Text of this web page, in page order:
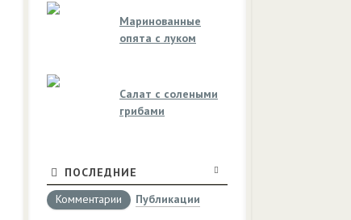
Маринованные
опята с луком
Салат с солеными
грибами
ПОСЛЕДНИЕ
Комментарии
Публикации